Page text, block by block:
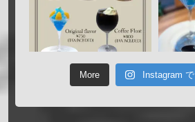
More Instagram